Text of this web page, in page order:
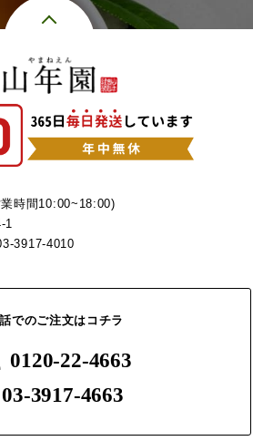
業時間10:00~18:00)
1
3917-4010
でのご注文はコチラ
0120-22-4663
03-3917-4663